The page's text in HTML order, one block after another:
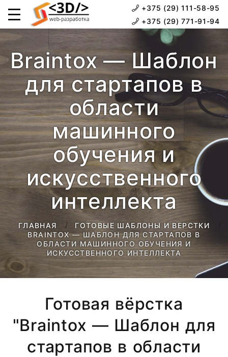
+375 (29) 111-58-95
+375 (29) 771-91-94
Braintox — Шаблон
для стартапов в
области
машинного
обучения и
искусственного
интеллекта
ГЛАВНАЯ
ГОТОВЫЕ ШАБЛОНЫ И ВЕРСТКИ
BRAINTOX — ШАБЛОН ДЛЯ СТАРТАПОВ В
ОБЛАСТИ МАШИННОГО ОБУЧЕНИЯ И
ИСКУССТВЕННОГО ИНТЕЛЛЕКТА
Готовая вёрстка
"Braintox — Шаблон для
стартапов в области